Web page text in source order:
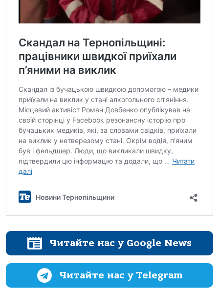
Читайте нас у Google News
Читайте нас у Telegram